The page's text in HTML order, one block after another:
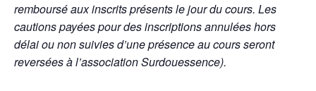
remboursé aux inscrits présents le jour ducours. Les
cautions payées pour des inscriptions annulées hors
délai ou nonsuivies d’une présence au cours seront
reversées à l’associationSurdouessence).